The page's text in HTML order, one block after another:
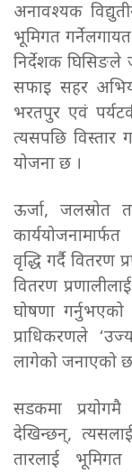
अनावश्यक
भूमिगत
निर्देशक घिसिङले
सफाइ सहर
भरतपुर एवं
त्यसपछि विस्तार
योजना छ ।
ऊर्जा, जलस्रोत
वृद्धि गर्दै वितरण
वितरण
घोषणा गर्नुभएको
प्राधिकरणले
लागेको जनाएको
सडकमा
देखिन्छन्,
तारलाई